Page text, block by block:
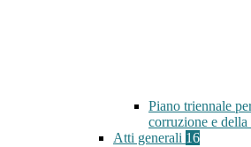
Piano triennale
corruzione e
Atti generali 16